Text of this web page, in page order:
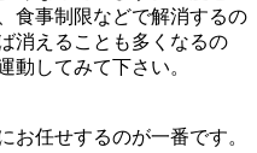
食事制限などで解消するの
消えることも多くなるの
動してみて下さい。
お任せするのが一番です。